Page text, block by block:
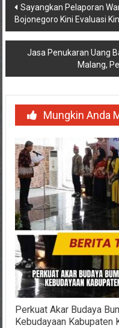
Navigasi
pos
Sayangkan Pelaporan
Bojonegoro Kini Evaluasi
Jasa Penukaran Uang
Malang,
Mungkin Anda
Perkuat Akar Budaya
Kebudayaan Kabupaten